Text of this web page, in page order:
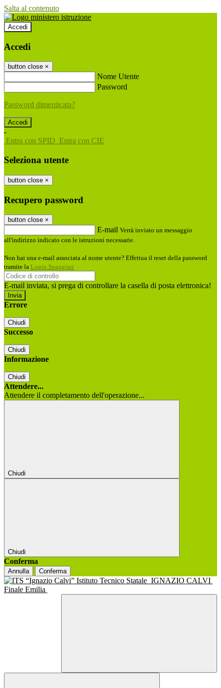
Salta al contenuto
Accedi
Accedi
button close ×
Nome Utente
Password
Password dimenticata?
-
Entra con SPID Entra con CIE
Seleziona utente
button close ×
Recupero password
button close ×
E-mail Verrà inviato un messaggio
all'indirizzo indicato con le istruzioni necessarie.
Non hai una e-mail associata al nome utente? Effettua il reset della password
tramite la Login Spaggiari
E-mail inviata, si prega di controllare la casella di posta elettronica!
Errore
Chiudi
Successo
Chiudi
Informazione
Chiudi
Attendere...
Attendere il completamento dell'operazione...
Chiudi
Chiudi
Conferma
Annulla Conferma
Istituto Tecnico Statale IGNAZIO CALVI
Finale Emilia